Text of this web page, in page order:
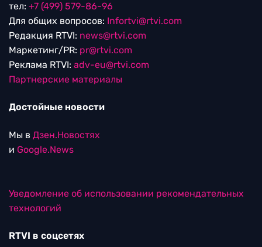
тел: +7 (499) 579-86-96
Для общих вопросов: Infortvi@rtvi.com
Редакция RTVI: news@rtvi.com
Маркетинг/PR: pr@rtvi.com
Реклама RTVI: adv-eu@rtvi.com
Партнерские материалы
Достойные новости
Мы в Дзен.Новостях
и Google.News
Уведомление об использовании рекомендательных
технологий
RTVI в соцсетях